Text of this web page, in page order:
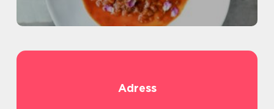
Adress